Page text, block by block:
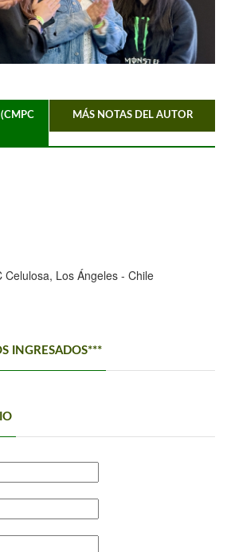
MÁS NOTAS DEL AUTOR
Celulosa, Los Ángeles - Chile
INGRESADOS***